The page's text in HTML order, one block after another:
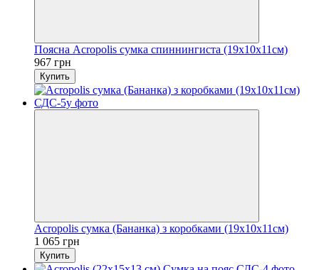
Поясна Acropolis сумка спиннингиста (19х10х11см)
967 грн
Купить
Acropolis сумка (Бананка) з коробками (19х10х11см)
1 065 грн
Купить